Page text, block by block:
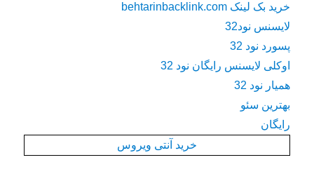
خرید بک لینک behtarinbacklink.com
لایسنس نود32
پسورد نود 32
اوکلی لایسنس رایگان نود 32
همیار نود 32
بهترین سئو
رایگان
خرید آنتی ویروس